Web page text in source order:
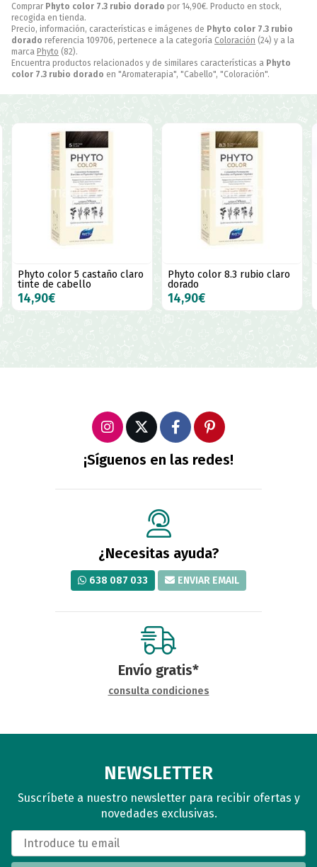
Comprar Phyto color 7.3 rubio dorado por 14,90€. Producto en stock,
recogida en tienda.
Precio, información, características e imágenes de Phyto color 7.3 rubio
dorado referencia 109706, pertenece a la categoría Coloración (24) y a la
marca Phyto (82).
Encuentra productos relacionados y de similares características a Phyto
color 7.3 rubio dorado en "Aromaterapia", "Cabello", "Coloración".
Phyto color 8.3 rubio claro
dorado
14,90€
Phyto color 9 rubio muy
claro tinte capilar
14,90€
¡Síguenos en las redes!
¿Necesitas ayuda?
638 087 033 ENVIAR EMAIL
Envío gratis*
consulta condiciones
NEWSLETTER
Suscríbete a nuestro newsletter para recibir ofertas y
novedades exclusivas.